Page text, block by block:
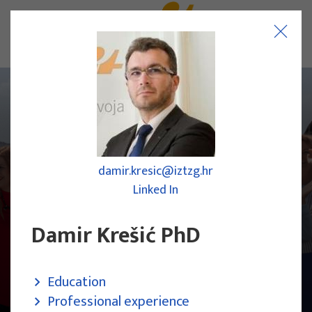
Research Team
damir.kresic@iztzg.hr
Linked In
Damir Krešić PhD
Education
Professional experience